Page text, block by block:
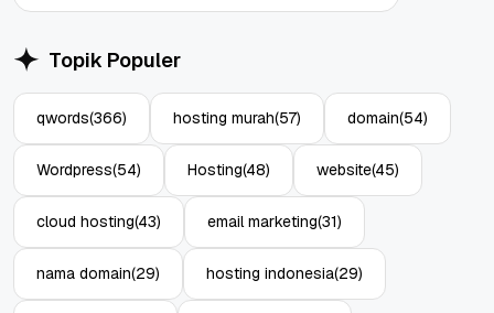
Topik Populer
qwords(366) hosting murah(57) domain(54)
Wordpress(54) Hosting(48) website(45)
cloud hosting(43) email marketing(31)
nama domain(29) hosting indonesia(29)